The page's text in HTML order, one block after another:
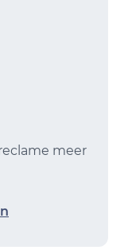
meer